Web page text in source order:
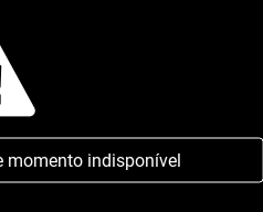
momento indisponível